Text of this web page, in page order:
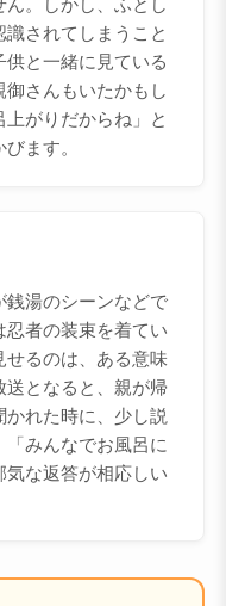
。しかし、ふとし
されてしまうこと
供と一緒に見ている
さんもいたかもし
がりだからね」と
ます。
銭湯のシーンなどで
者の装束を着てい
せるのは、ある意味
送となると、親が帰
れた時に、少し説
みんなでお風呂に
気な返答が相応しい